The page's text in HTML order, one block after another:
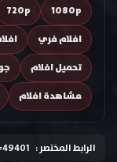
1080p
720p
افلام فري
تحميل افلام
مشاهدة افلام
الرابط المختصر :